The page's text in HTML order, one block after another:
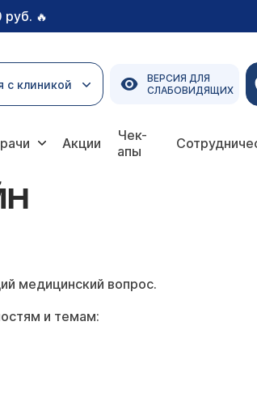
руб. 🔥
с клиникой
ВЕРСИЯ ДЛЯ
СЛАБОВИДЯЩИХ
Акции
Чек-
апы
медицинский вопрос.
и темам: